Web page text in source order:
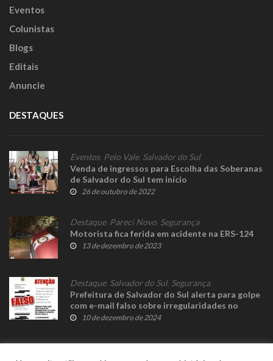
Eventos
Colunistas
Blogs
Editais
Anuncie
DESTAQUES
Eventos, Pelo Vale, Salvador do Sul
Venda de ingressos para Escolha das Soberanas
de Salvador do Sul tem início
26 de outubro de 2022
Destaque, Pareci Novo Segurança
Motorista fica ferida em acidente na ERS-124
13 de dezembro de 2023
Destaque, Salvador do Sul, Segurança
Prefeitura de Salvador do Sul alerta para golpe
com e-mail falso sobre irregularidades no
alvará10 de dezembro de 2024